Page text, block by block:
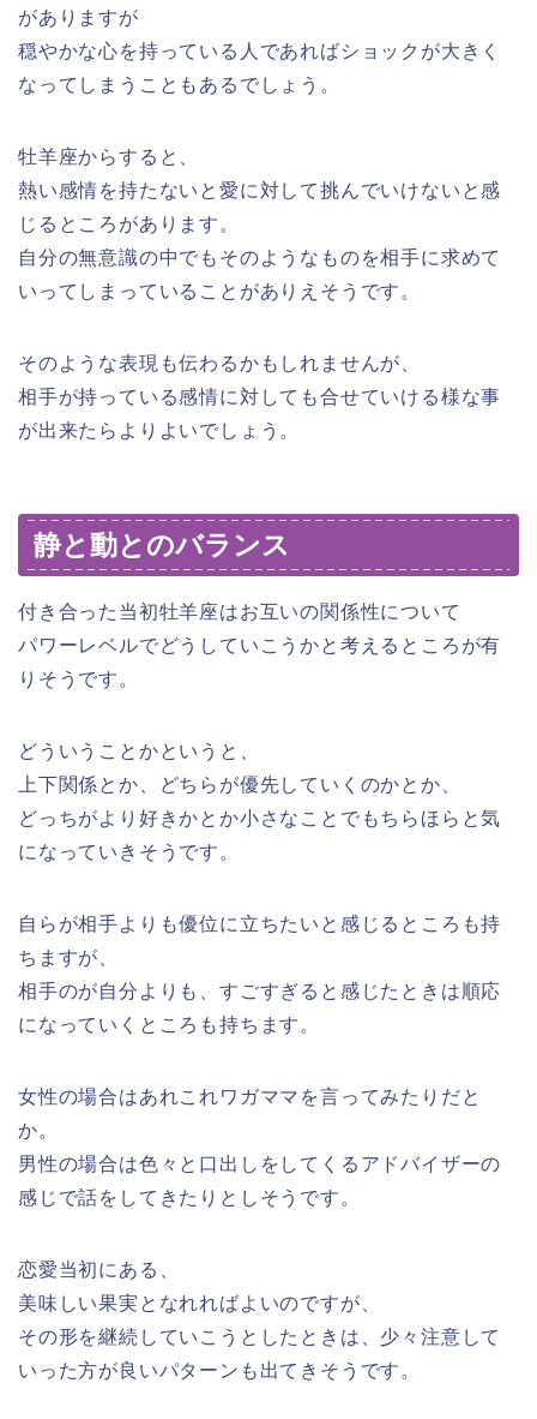
がありますが
穏やかな心を持っている人であればショックが大きく
なってしまうこともあるでしょう。
牡羊座からすると、
熱い感情を持たないと愛に対して挑んでいけないと感
じるところがあります。
自分の無意識の中でもそのようなものを相手に求めて
いってしまっていることがありえそうです。
そのような表現も伝わるかもしれませんが、
相手が持っている感情に対しても合せていける様な事
が出来たらよりよいでしょう。
静と動とのバランス
付き合った当初牡羊座はお互いの関係性について
パワーレベルでどうしていこうかと考えるところが有
りそうです。
どういうことかというと、
上下関係とか、どちらが優先していくのかとか、
どっちがより好きかとか小さなことでもちらほらと気
になっていきそうです。
自らが相手よりも優位に立ちたいと感じるところも持
ちますが、
相手のが自分よりも、すごすぎると感じたときは順応
になっていくところも持ちます。
女性の場合はあれこれワガママを言ってみたりだと
か。
男性の場合は色々と口出しをしてくるアドバイザーの
感じで話をしてきたりとしそうです。
恋愛当初にある、
美味しい果実となれればよいのですが、
その形を継続していこうとしたときは、少々注意して
いった方が良いパターンも出てきそうです。